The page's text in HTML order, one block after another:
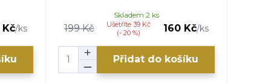
Kč/ks 199 Kč
Ušetříte 39 Kč
(- 20 %)
160 Kč/ks
Skladem 2 ks
Přidat do košíku